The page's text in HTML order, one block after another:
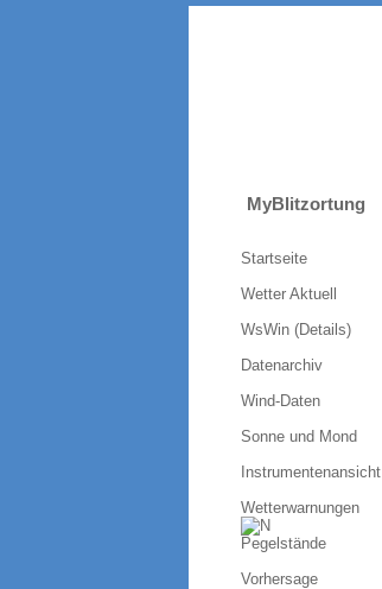
MyBlitzortung
Startseite
Wetter Aktuell
WsWin (Details)
Datenarchiv
Wind-Daten
Sonne und Mond
Instrumentenansicht
Wetterwarnungen
Pegelstände
Vorhersage